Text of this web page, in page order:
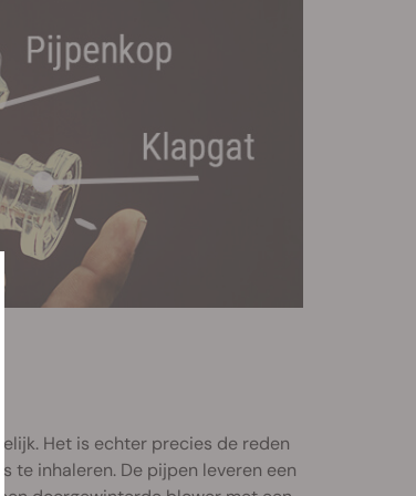
Het is echter precies de reden
te inhaleren. De pijpen leveren een